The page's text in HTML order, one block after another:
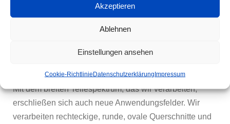
Akzeptieren
Ablehnen
Einstellungen ansehen
Cookie-RichtlinieDatenschutzerklärungImpressum
Lasertechnik (Rohr)
Mit dem breiten Teilespektrum, das wir verarbeiten,
erschließen sich auch neue Anwendungsfelder. Wir
verarbeiten rechteckige, runde, ovale Querschnitte und